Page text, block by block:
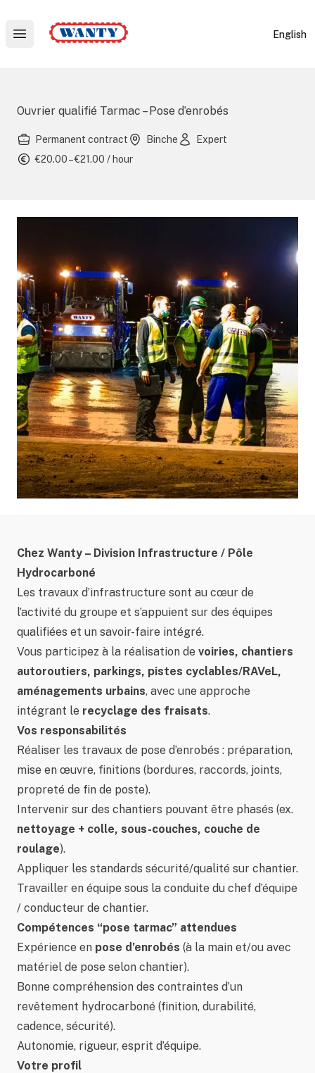
Open main menu
Wanty
English
Ouvrier qualifié Tarmac – Pose d’enrobés
Permanent contract Binche
Expert
€20.00 – €21.00 / hour
Chez Wanty – Division Infrastructure / Pôle
Hydrocarboné
Les travaux d’infrastructure sont au cœur de
l’activité du groupe et s’appuient sur des équipes
qualifiées et un savoir-faire intégré.
Vous participez à la réalisation de voiries, chantiers
autoroutiers, parkings, pistes cyclables/RAVeL,
aménagements urbains, avec une approche
intégrant le recyclage des fraisats.
Vos responsabilités
Réaliser les travaux de pose d’enrobés : préparation,
mise en œuvre, finitions (bordures, raccords, joints,
propreté de fin de poste).
Intervenir sur des chantiers pouvant être phasés (ex.
nettoyage + colle, sous-couches, couche de
roulage).
Appliquer les standards sécurité/qualité sur chantier.
Travailler en équipe sous la conduite du chef d’équipe
/ conducteur de chantier.
Compétences “pose tarmac” attendues
Expérience en pose d’enrobés (à la main et/ou avec
matériel de pose selon chantier).
Bonne compréhension des contraintes d’un
revêtement hydrocarboné (finition, durabilité,
cadence, sécurité).
Autonomie, rigueur, esprit d’équipe.
Votre profil